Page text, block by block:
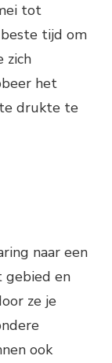
tot
tijd om
zich
het
drukte te
naar een
gebied en
ze je
ook